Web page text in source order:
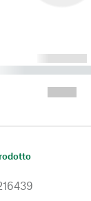
------------
-----------